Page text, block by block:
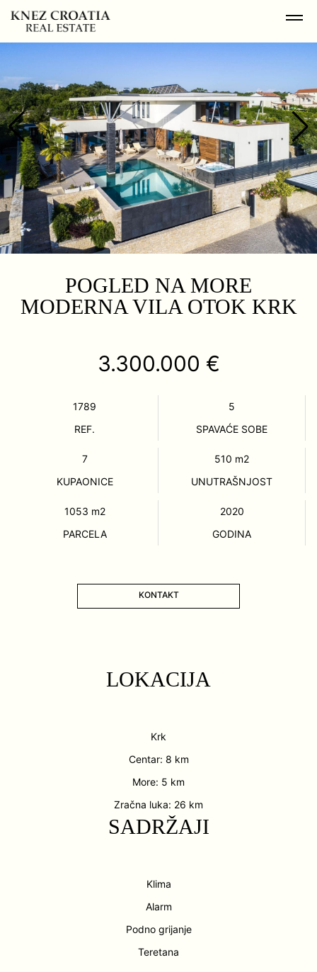
POGLED NA MORE
MODERNA VILA OTOK KRK
3.300.000 €
1789
REF.
5
SPAVAĆE SOBE
7
KUPAONICE
510 m2
UNUTRAŠNJOST
1053 m2
PARCELA
2020
GODINA
KONTAKT
LOKACIJA
Krk
Centar: 8 km
More: 5 km
Zračna luka: 26 km
SADRŽAJI
Klima
Alarm
Podno grijanje
Teretana